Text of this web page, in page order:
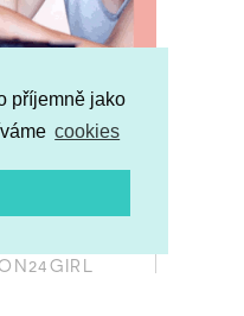
příjemně jako
cookies